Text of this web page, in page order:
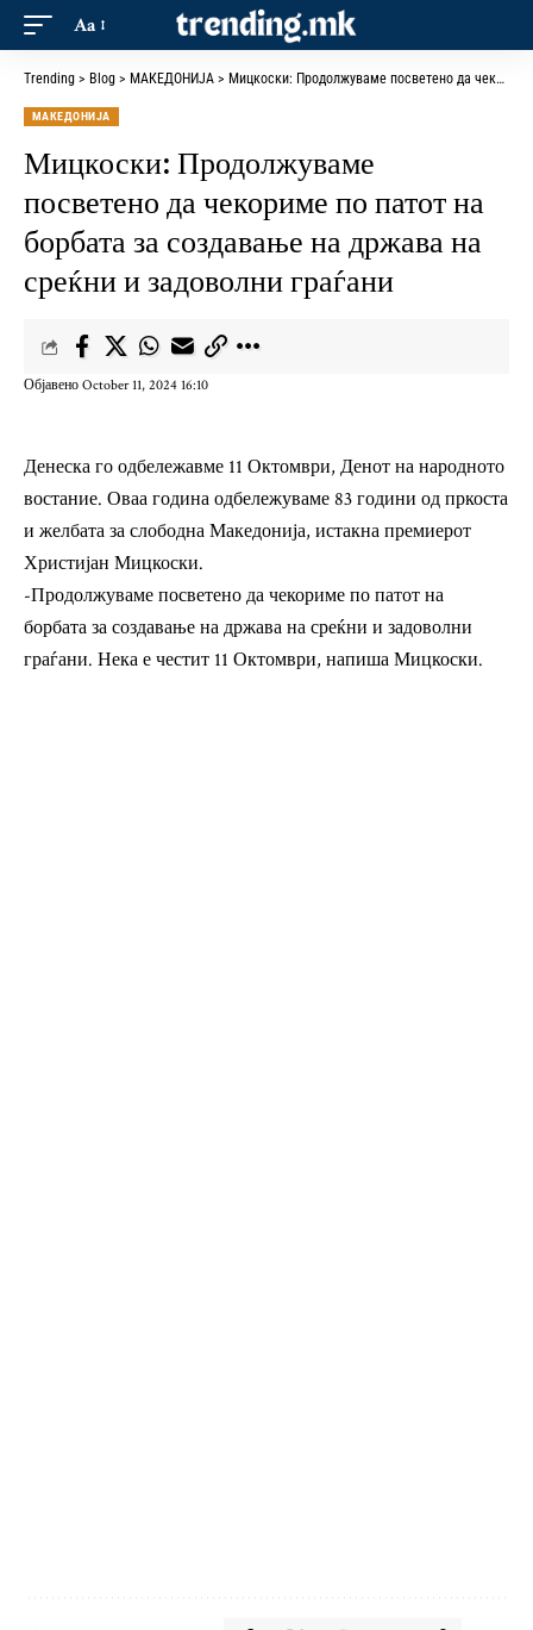
Aa
Trending > Blog > МАКЕДОНИЈА > Мицкоски: Продолжуваме посветено да чекориме по патот на борбата за создавање на држава на среќни и задоволни граѓани
МАКЕДОНИЈА
Мицкоски: Продолжуваме
посветено да чекориме по патот на
борбата за создавање на држава на
среќни и задоволни граѓани
Објавено October 11, 2024 16:10
Денеска го одбележавме 11 Октомври, Денот на народното
востание. Оваа година одбележуваме 83 години од пркоста
и желбата за слободна Македонија, истакна премиерот
Христијан Мицкоски.
-Продолжуваме посветено да чекориме по патот на
борбата за создавање на држава на среќни и задоволни
граѓани. Нека е честит 11 Октомври, напиша Мицкоски.